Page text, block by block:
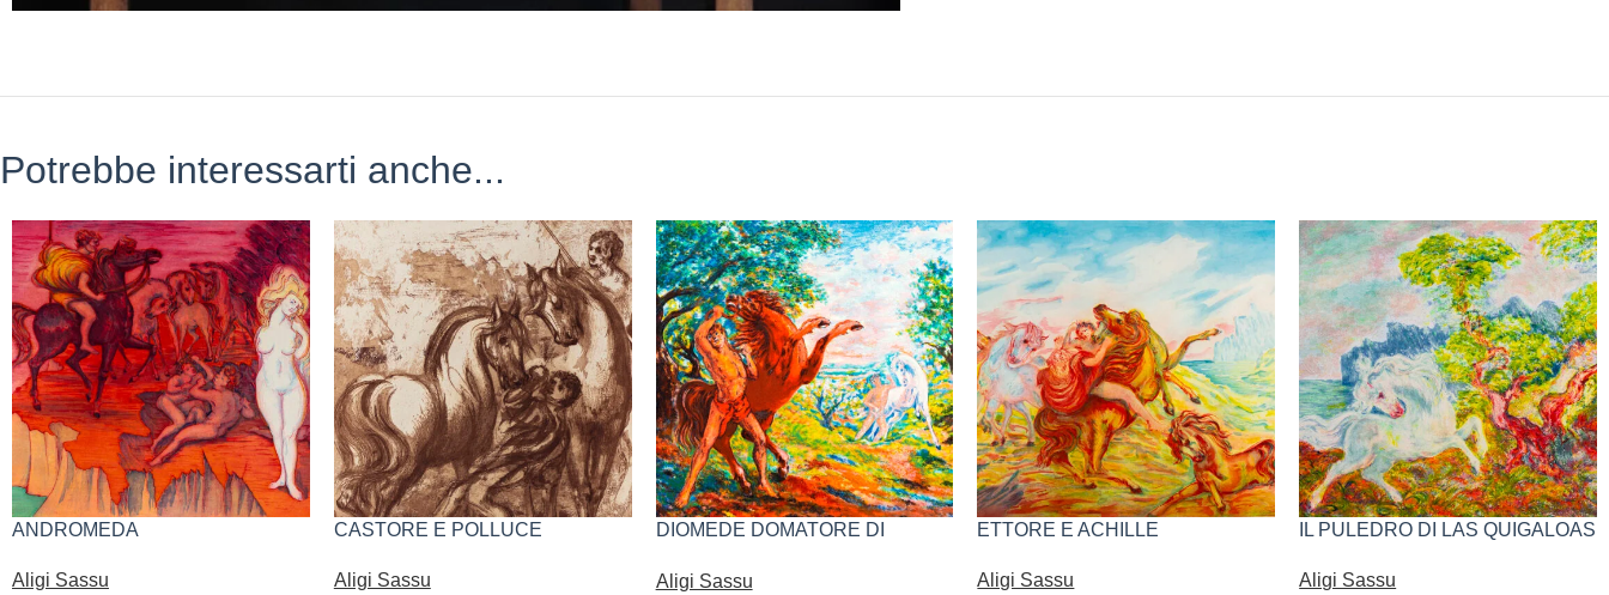
Potrebbe interessarti anche...
ANDROMEDA
Aligi Sassu
CASTORE E POLLUCE
Aligi Sassu
DIOMEDE DOMATORE DI
Aligi Sassu
ETTORE E ACHILLE
Aligi Sassu
IL PULEDRO DI LAS QUIGALOAS
Aligi Sassu